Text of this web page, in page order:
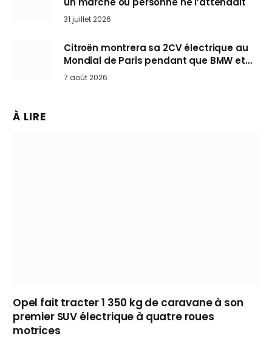
31 juillet 2026
Citroën montrera sa 2CV électrique au
Mondial de Paris pendant que BMW et
Mini désertent le salon
7 août 2026
À LIRE
Opel fait tracter 1 350 kg de caravane à son
premier SUV électrique à quatre roues
motrices